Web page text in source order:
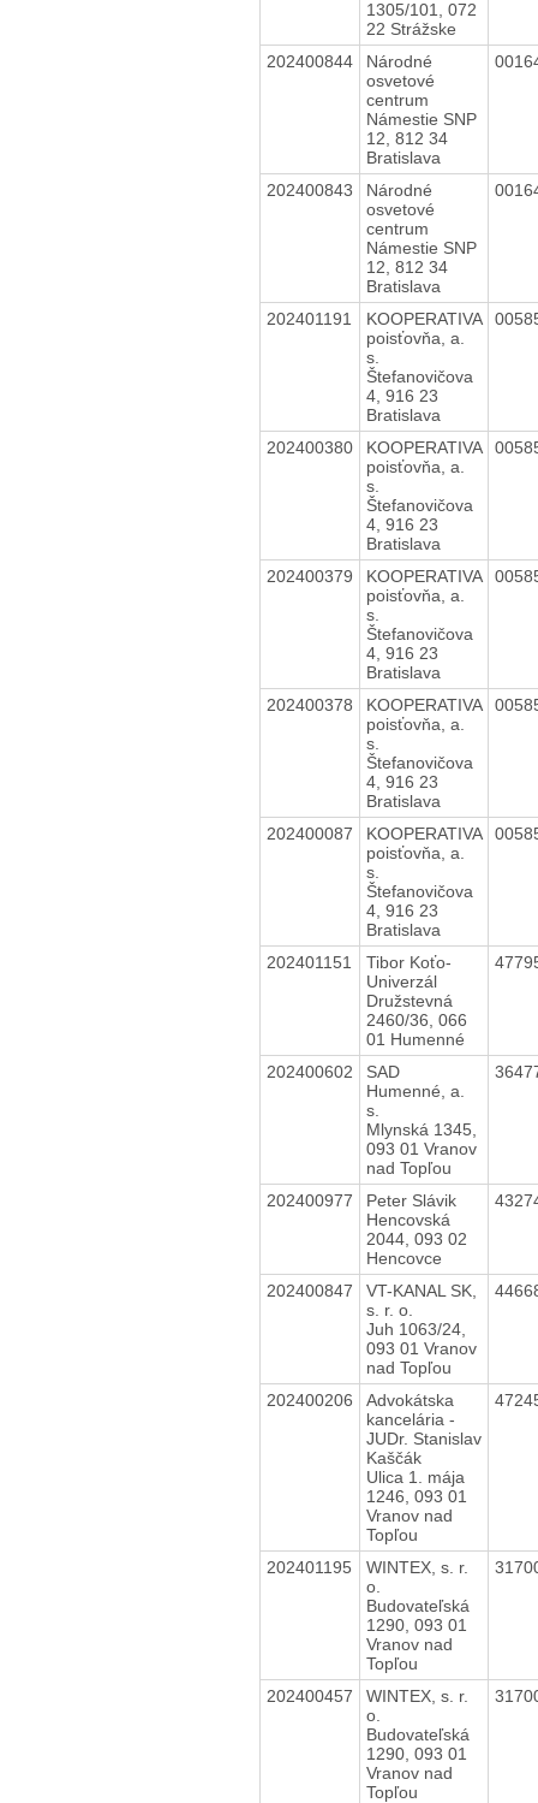
1305/101, 072
22 Strážske
202400844
Národné
osvetové
centrum
Námestie SNP
12, 812 34
Bratislava
202400843
Národné
osvetové
centrum
Námestie SNP
12, 812 34
Bratislava
202401191
KOOPERATIVA
poisťovňa, a.
s.
Štefanovičova
4, 916 23
Bratislava
202400380
KOOPERATIVA
poisťovňa, a.
s.
Štefanovičova
4, 916 23
Bratislava
202400379
KOOPERATIVA
poisťovňa, a.
s.
Štefanovičova
4, 916 23
Bratislava
202400378
KOOPERATIVA
poisťovňa, a.
s.
Štefanovičova
4, 916 23
Bratislava
202400087
KOOPERATIVA
poisťovňa, a.
s.
Štefanovičova
4, 916 23
Bratislava
202401151
Tibor Koťo-
Univerzál
Družstevná
2460/36, 066
01 Humenné
202400602
SAD
Humenné, a.
s.
Mlynská 1345,
093 01 Vranov
nad Topľou
202400977
Peter Slávik
Hencovská
2044, 093 02
Hencovce
202400847
VT-KANAL SK,
s. r. o.
Juh 1063/24,
093 01 Vranov
nad Topľou
202400206
Advokátska
kancelária -
JUDr. Stanislav
Kaščák
Ulica 1. mája
1246, 093 01
Vranov nad
Topľou
202401195
WINTEX, s. r.
o.
Budovateľská
1290, 093 01
Vranov nad
Topľou
202400457
WINTEX, s. r.
o.
Budovateľská
1290, 093 01
Vranov nad
Topľou